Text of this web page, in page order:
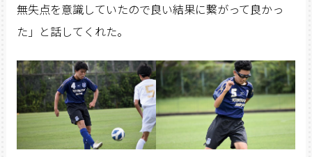
無失点を意識していたので良い結果に繋がって良かっ
た」と話してくれた。